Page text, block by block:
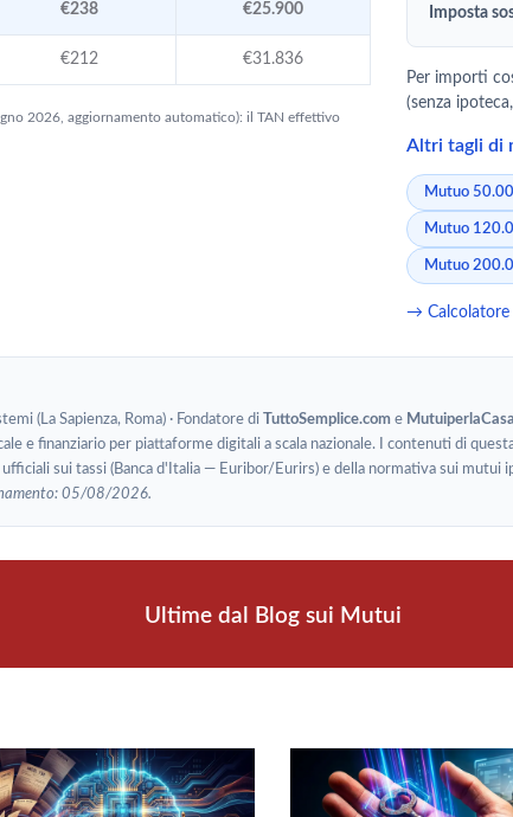
€238 €25.900
€212 €31.836
2026, aggiornamento automatico): il TAN effettivo
Imposta
Per importi
(senza
Altri tagli di
Mutuo
Mutuo
Mutuo
→ Calcolatore
(La Sapienza, Roma) · Fondatore di TuttoSemplice.com e
e finanziario per piattaforme digitali a scala nazionale. I contenuti di
sui tassi (Banca d'Italia — Euribor/Eurirs) e della normativa sui
05/08/2026.
Ultime dal Blog sui Mutui